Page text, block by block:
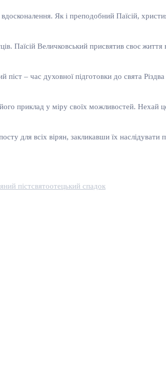
Як і преподобний Паїсій,
Паїсій Величковський присвятив своє
– час духовної підготовки до свята
приклад у міру своїх можливостей. Нехай
для всіх вірян, закликавши їх наслідувати
пістсвятоотецький спадок